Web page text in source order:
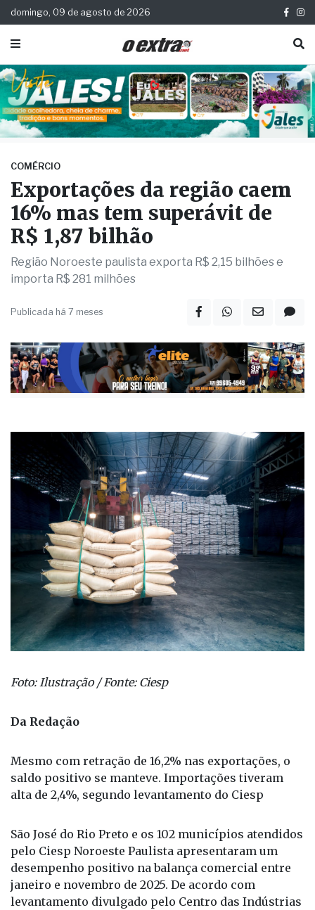
domingo, 09 de agosto de 2026
COMÉRCIO
Exportações da região caem
16% mas tem superávit de
R$ 1,87 bilhão
Região Noroeste paulista exporta R$ 2,15 bilhões e
importa R$ 281 milhões
Publicada há 7 meses
Foto: Ilustração / Fonte: Ciesp
Da Redação
Mesmo com retração de 16,2% nas exportações, o
saldo positivo se manteve. Importações tiveram
alta de 2,4%, segundo levantamento do Ciesp
São José do Rio Preto e os 102 municípios atendidos
pelo Ciesp Noroeste Paulista apresentaram um
desempenho positivo na balança comercial entre
janeiro e novembro de 2025. De acordo com
levantamento divulgado pelo Centro das Indústrias